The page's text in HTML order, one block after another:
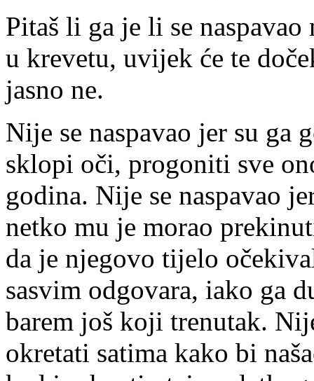
Pitaš li ga je li se
u krevetu, uvijek će te
jasno ne.
Nije se naspavao jer su ga
sklopi oči, progoniti sve
godina. Nije se naspavao
netko mu je morao
da je njegovo tijelo
sasvim odgovara, iako ga
barem još koji trenutak.
okretati satima kako bi